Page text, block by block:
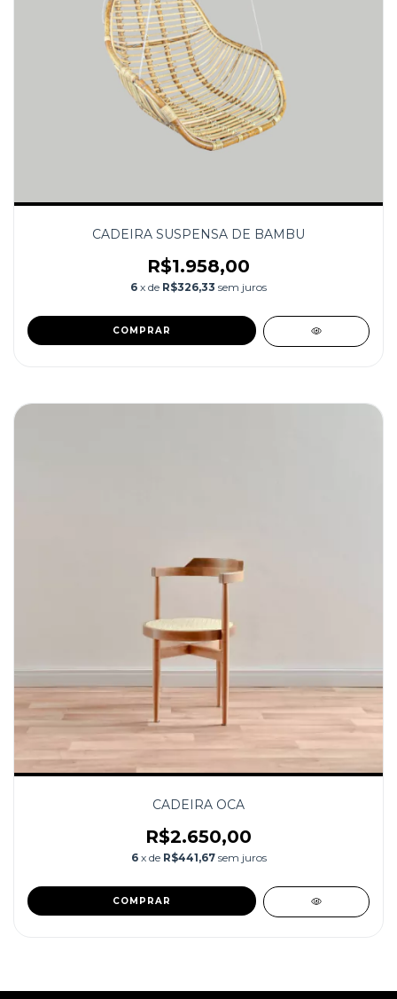
CADEIRA SUSPENSA DE BAMBU
R$1.958,00
6 x de R$326,33 sem juros
CADEIRA OCA
R$2.650,00
6 x de R$441,67 sem juros
COMPRAR